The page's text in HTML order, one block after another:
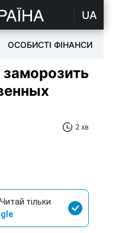
UA
ОСОБИСТІ ФІНАНСИ
2 хв
тільки